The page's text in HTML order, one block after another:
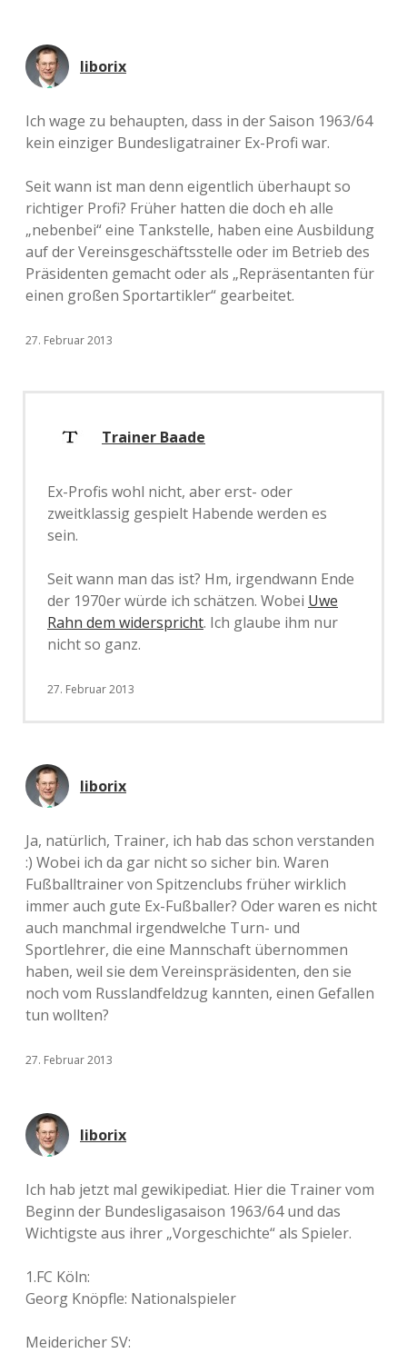
liborix
Ich wage zu behaupten, dass in der Saison 1963/64
kein einziger Bundesligatrainer Ex-Profi war.
Seit wann ist man denn eigentlich überhaupt so
richtiger Profi? Früher hatten die doch eh alle
„nebenbei“ eine Tankstelle, haben eine Ausbildung
auf der Vereinsgeschäftsstelle oder im Betrieb des
Präsidenten gemacht oder als „Repräsentanten für
einen großen Sportartikler“ gearbeitet.
27. Februar 2013
Trainer Baade
Ex-Profis wohl nicht, aber erst- oder
zweitklassig gespielt Habende werden es
sein.
Seit wann man das ist? Hm, irgendwann Ende
der 1970er würde ich schätzen. Wobei Uwe
Rahn dem widerspricht. Ich glaube ihm nur
nicht so ganz.
27. Februar 2013
liborix
Ja, natürlich, Trainer, ich hab das schon verstanden
:) Wobei ich da gar nicht so sicher bin. Waren
Fußballtrainer von Spitzenclubs früher wirklich
immer auch gute Ex-Fußballer? Oder waren es nicht
auch manchmal irgendwelche Turn- und
Sportlehrer, die eine Mannschaft übernommen
haben, weil sie dem Vereinspräsidenten, den sie
noch vom Russlandfeldzug kannten, einen Gefallen
tun wollten?
27. Februar 2013
liborix
Ich hab jetzt mal gewikipediat. Hier die Trainer vom
Beginn der Bundesligasaison 1963/64 und das
Wichtigste aus ihrer „Vorgeschichte“ als Spieler.
1.FC Köln:
Georg Knöpfle: Nationalspieler
Meidericher SV: